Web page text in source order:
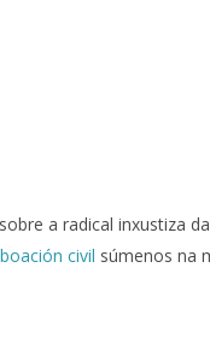
a radical inxustiza
civil súmenos na